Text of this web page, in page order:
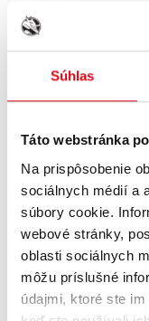
Súhlas
Táto webstránka
Na prispôsobenie
sociálnych médií a
súbory cookie.
webové stránky,
oblasti sociálnych
môžu príslušné
údajmi, ktoré ste
Zvýhodnená cena
pri odbere 24 ks
POPIS
XIXO TUTTI FRUITY